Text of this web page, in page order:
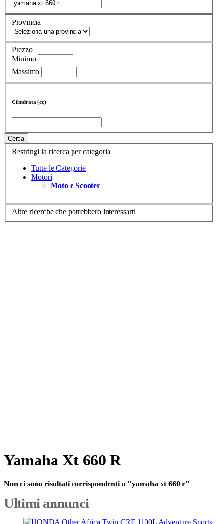
Provincia
Prezzo
Minimo
Massimo
Cilindrata (cc)
Cerca
Restringi la ricerca per categoria
Tutte le Categorie
Motori
Moto e Scooter
Altre ricerche che potrebbero interessarti
Yamaha Xt 660 R
Non ci sono risultati corrispondenti a "yamaha xt 660 r"
Ultimi annunci